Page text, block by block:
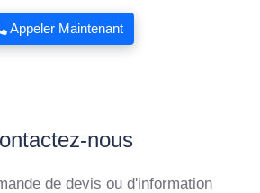
Appeler Maintenant
nous
de devis ou d'information